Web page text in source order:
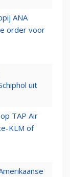
ANA
order voor
uit
TAP Air
KLM of